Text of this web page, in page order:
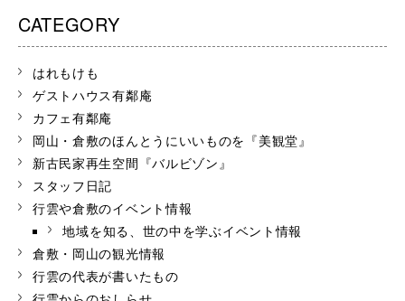
CATEGORY
はれもけも
ゲストハウス有鄰庵
カフェ有鄰庵
岡山・倉敷のほんとうにいいものを『美観堂』
新古民家再生空間『バルビゾン』
スタッフ日記
行雲や倉敷のイベント情報
地域を知る、世の中を学ぶイベント情報
倉敷・岡山の観光情報
行雲の代表が書いたもの